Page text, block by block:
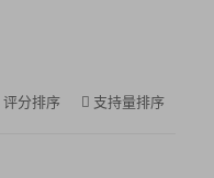
评分排序 支持量排序